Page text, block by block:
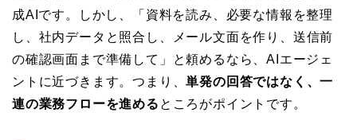
成AIです。しかし、「資料を読み、必要な情報を整理
し、社内データと照合し、メール文面を作り、送信前
の確認画面まで準備して」と頼めるなら、AIエージェ
ントに近づきます。つまり、単発の回答ではなく、一
連の業務フローを進める ところがポイントです。